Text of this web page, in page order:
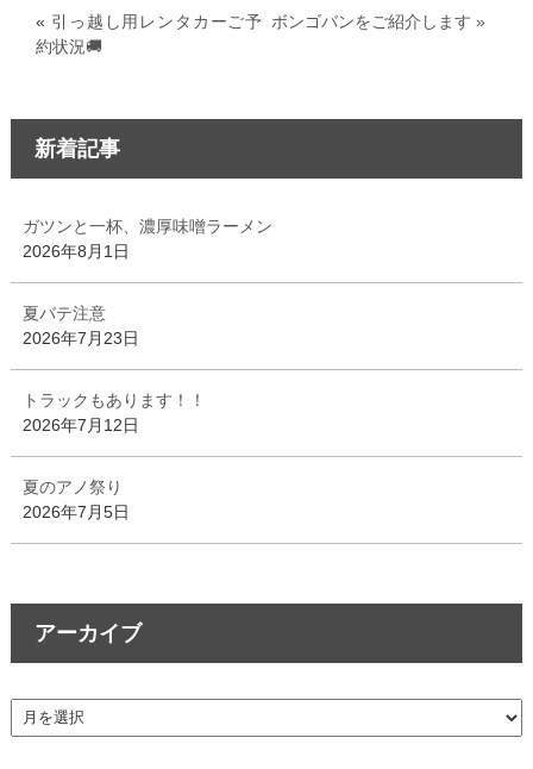
« 引っ越し用レンタカーご予
約状況🚚
ボンゴバンをご紹介します »
新着記事
ガツンと一杯、濃厚味噌ラーメン
2026年8月1日
夏バテ注意
2026年7月23日
トラックもあります！！
2026年7月12日
夏のアノ祭り
2026年7月5日
アーカイブ